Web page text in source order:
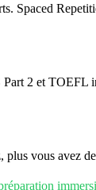
Spaced
2 et TOEFL
vous avez